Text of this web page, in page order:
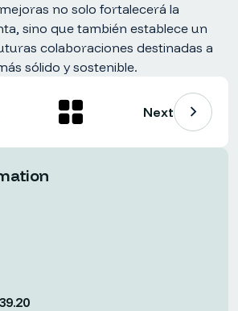
no solo fortalecerá la
sino que también establece un
colaboraciones destinadas a
sólido y sostenible.
Next